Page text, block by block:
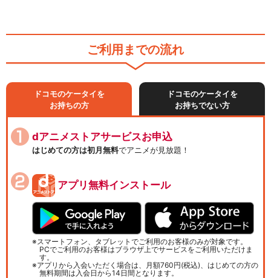
ご利用までの流れ
ドコモのケータイを
お持ちの方
ドコモのケータイを
お持ちでない方
dアニメストアサービスお申込
はじめての方は初月無料でアニメが見放題！
アプリ無料インストール
スマートフォン、タブレットでご利用のお客様のみが対象です。
PCでご利用のお客様はブラウザ上でサービスをご利用いただけま
す。
アプリから入会いただく場合は、月額760円(税込)、はじめての方の
無料期間は入会日から14日間となります。